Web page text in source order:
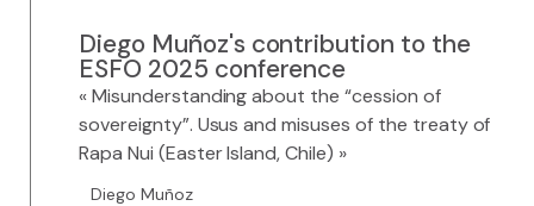
Diego Muñoz's contribution to the
ESFO 2025 conference
« Misunderstanding about the “cession of
sovereignty”. Usus and misuses of the treaty of
Rapa Nui (Easter Island, Chile) »
Diego Muñoz